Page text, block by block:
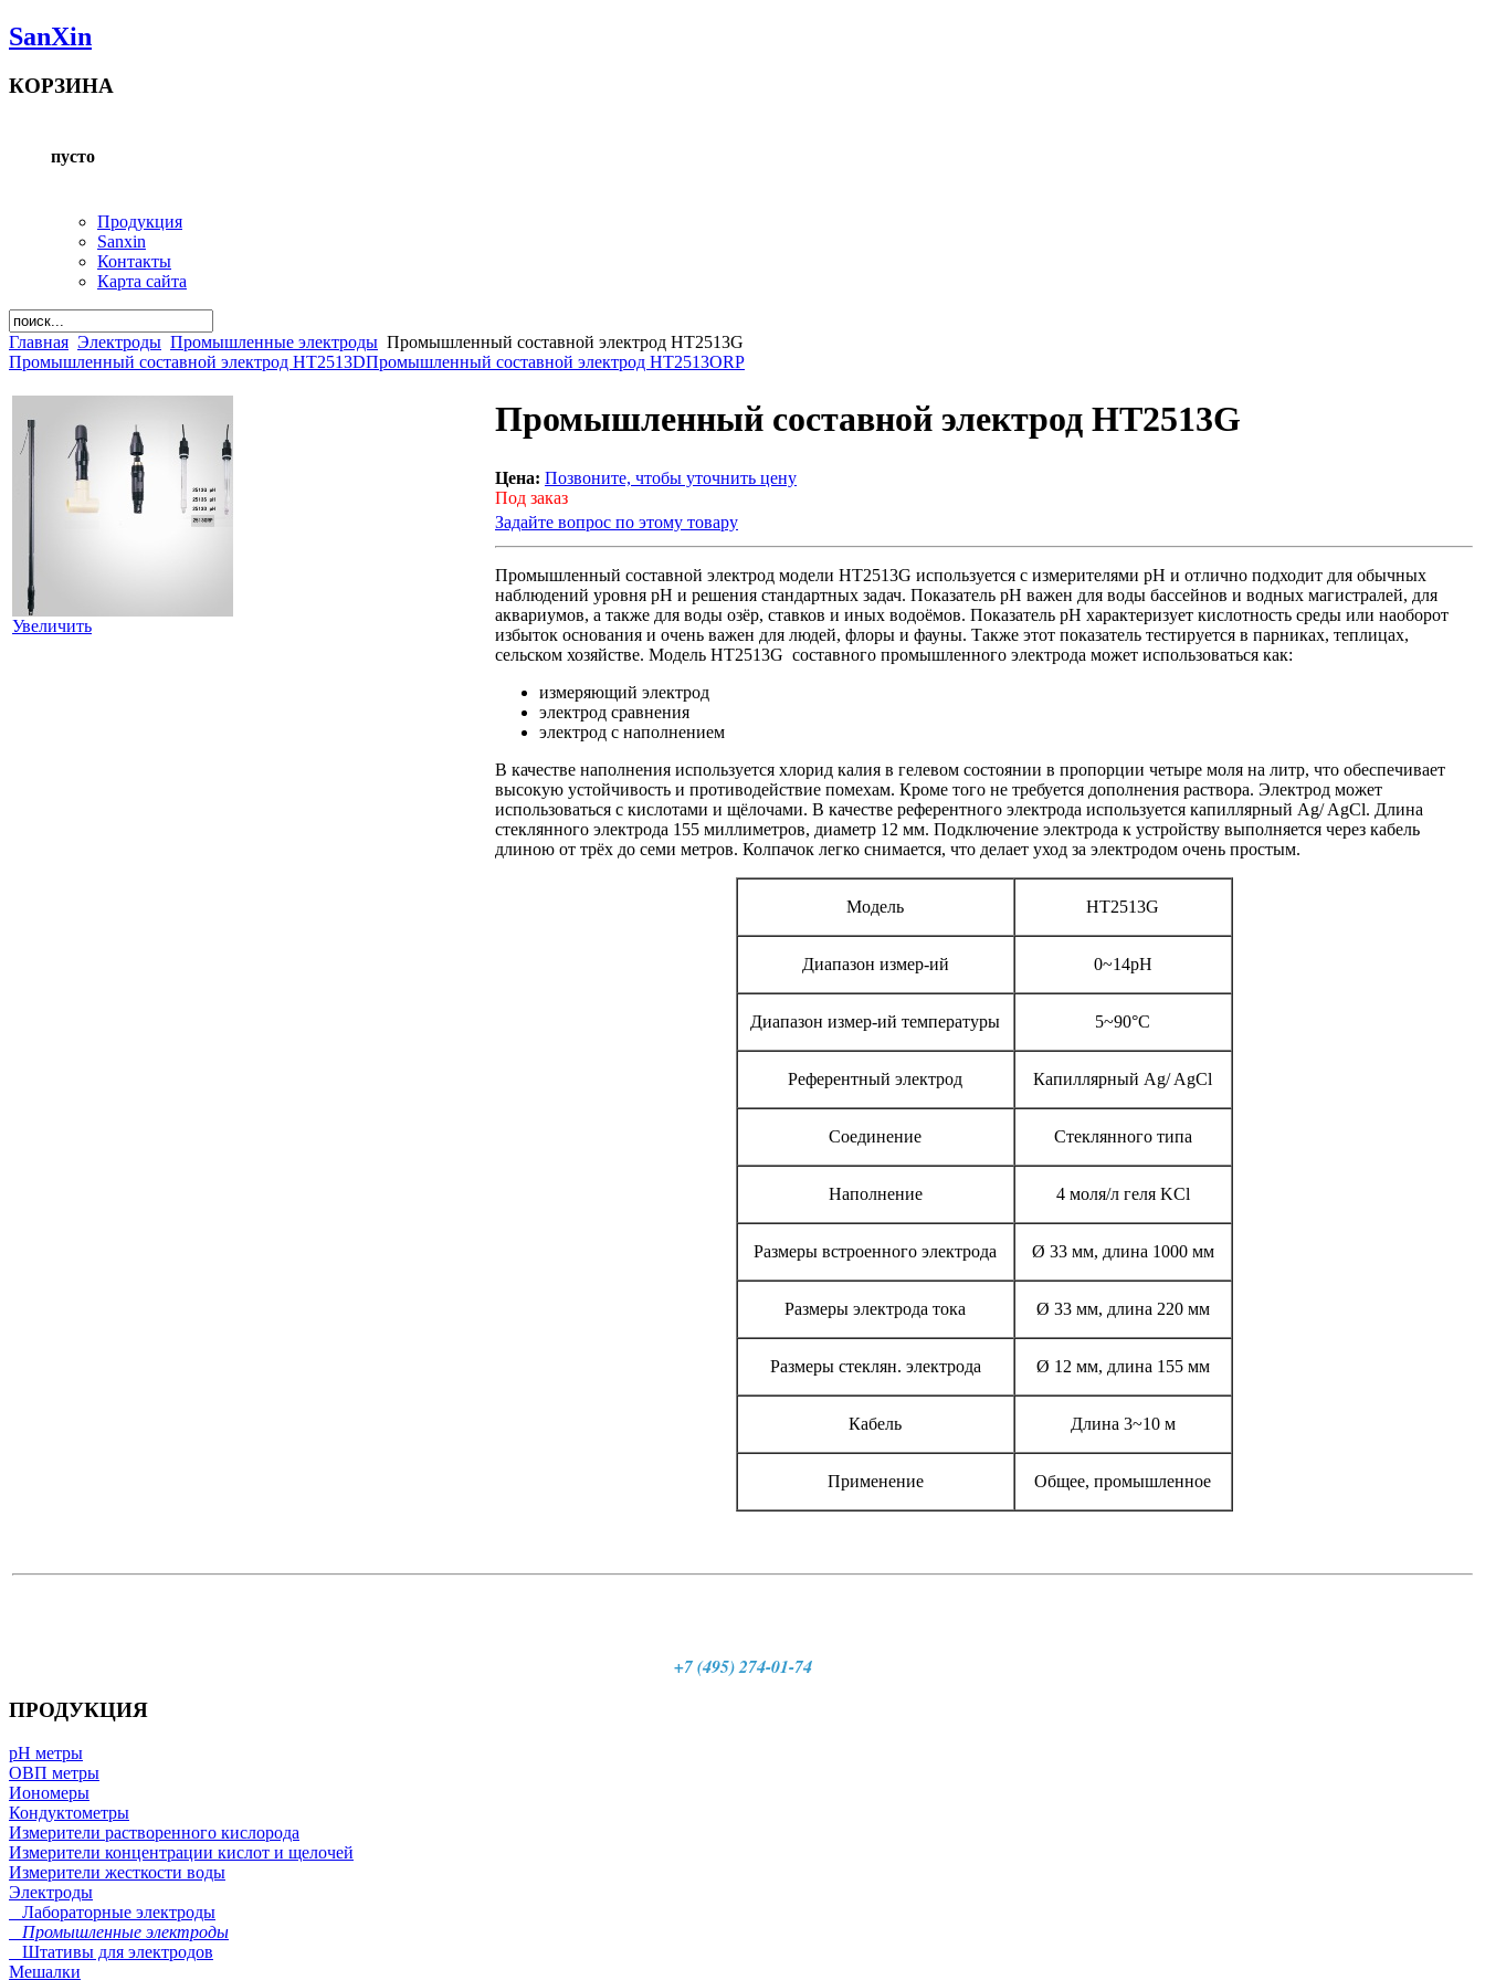
SanXin
КОРЗИНА
пусто
Продукция
Sanxin
Контакты
Карта сайта
Главная Электроды Промышленные электроды Промышленный составной электрод HT2513G
Промышленный составной электрод HT2513DПромышленный составной электрод HT2513ORP
Увеличить
Промышленный составной электрод HT2513G
Цена: Позвоните, чтобы уточнить цену
Под заказ
Задайте вопрос по этому товару
Промышленный составной электрод модели HT2513G используется с измерителями рН и отлично подходит для обычных
наблюдений уровня рН и решения стандартных задач. Показатель рН важен для воды бассейнов и водных магистралей, для
аквариумов, а также для воды озёр, ставков и иных водоёмов. Показатель рН характеризует кислотность среды или наоборот
избыток основания и очень важен для людей, флоры и фауны. Также этот показатель тестируется в парниках, теплицах,
сельском хозяйстве. Модель HT2513G составного промышленного электрода может использоваться как:
измеряющий электрод
электрод сравнения
электрод с наполнением
В качестве наполнения используется хлорид калия в гелевом состоянии в пропорции четыре моля на литр, что обеспечивает
высокую устойчивость и противодействие помехам. Кроме того не требуется дополнения раствора. Электрод может
использоваться с кислотами и щёлочами. В качестве референтного электрода используется капиллярный Ag/ AgCl. Длина
стеклянного электрода 155 миллиметров, диаметр 12 мм. Подключение электрода к устройству выполняется через кабель
длиною от трёх до семи метров. Колпачок легко снимается, что делает уход за электродом очень простым.
Модель HT2513G
Диапазон измер-ий 0~14рН
Диапазон измер-ий температуры 5~90°C
Референтный электрод Капиллярный Ag/ AgCl
Соединение Стеклянного типа
Наполнение 4 моля/л геля KCl
Размеры встроенного электрода Ø 33 мм, длина 1000 мм
Размеры электрода тока Ø 33 мм, длина 220 мм
Размеры стеклян. электрода Ø 12 мм, длина 155 мм
Кабель Длина 3~10 м
Применение Общее, промышленное
+7 (495) 274-01-74
ПРОДУКЦИЯ
pH метры
ОВП метры
Иономеры
Кондуктометры
Измерители растворенного кислорода
Измерители концентрации кислот и щелочей
Измерители жесткости воды
Электроды
Лабораторные электроды
Промышленные электроды
Штативы для электродов
Мешалки